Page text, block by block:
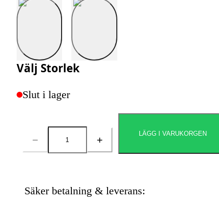
Välj Storlek
Slut i lager
Antal
LÄGG I VARUKORGEN
Säker betalning & leverans: